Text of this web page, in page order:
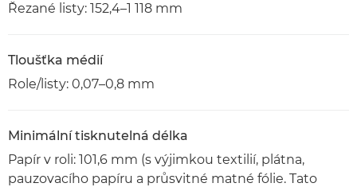
Řezané listy: 152,4–1 118 mm
Tloušťka médií
Role/listy: 0,07–0,8 mm
Minimální tisknutelná délka
Papír v roli: 101,6 mm (s výjimkou textilií, plátna,
pauzovacího papíru a průsvitné matné fólie. Tato